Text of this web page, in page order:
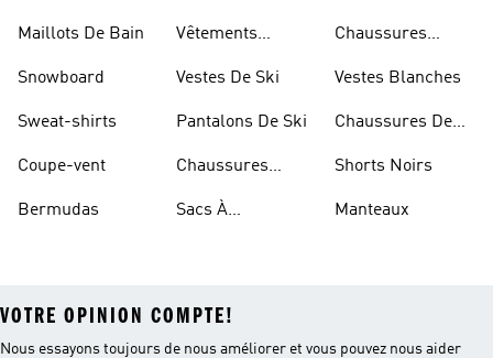
Maillots De Bain
Snowboard
Sweat-shirts
Coupe-vent
Bermudas
Vêtements
Vestes De Ski
Pantalons De Ski
Chaussures
Sacs À
Chaussures
Vestes Blanches
Chaussures De
Shorts Noirs
Manteaux
VOTRE OPINION COMPTE!
Nous essayons toujours de nous améliorer et vous pouvez nous aider